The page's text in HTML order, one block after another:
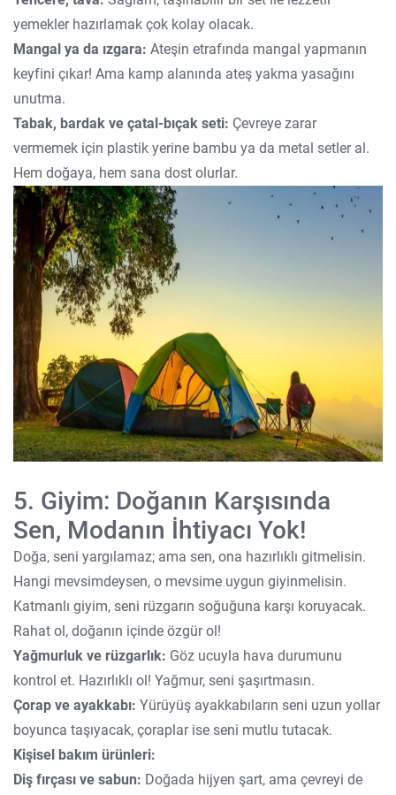
yemekler hazırlamak çok kolay olacak.
Mangal ya da ızgara: Ateşin etrafında mangal yapmanın
keyfini çıkar! Ama kamp alanında ateş yakma yasağını
unutma.
Tabak, bardak ve çatal-bıçak seti: Çevreye zarar
vermemek için plastik yerine bambu ya da metal setler al.
Hem doğaya, hem sana dost olurlar.
5. Giyim: Doğanın Karşısında
Sen, Modanın İhtiyacı Yok!
Doğa, seni yargılamaz; ama sen, ona hazırlıklı gitmelisin.
Hangi mevsimdeysen, o mevsime uygun giyinmelisin.
Katmanlı giyim, seni rüzgarın soğuğuna karşı koruyacak.
Rahat ol, doğanın içinde özgür ol!
Yağmurluk ve rüzgarlık: Göz ucuyla hava durumunu
kontrol et. Hazırlıklı ol! Yağmur, seni şaşırtmasın.
Çorap ve ayakkabı: Yürüyüş ayakkabıların seni uzun yollar
boyunca taşıyacak, çoraplar ise seni mutlu tutacak.
Kişisel bakım ürünleri:
Diş fırçası ve sabun: Doğada hijyen şart, ama çevreyi de